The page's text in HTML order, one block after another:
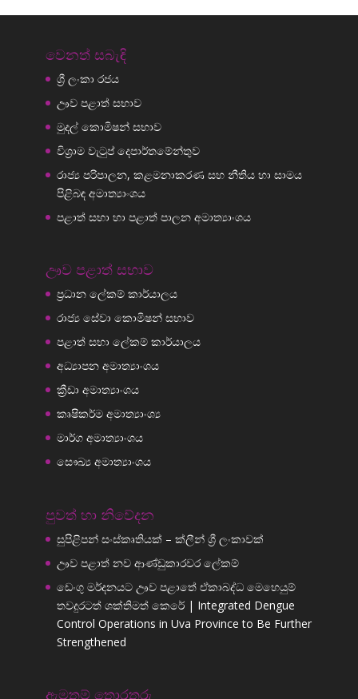
වෙනත් සබැඳි
ශ්‍රී ලංකා රජය
ඌව පළාත් සභාව
මුදල් කොමිෂන් සභාව
විශ්‍රාම වැටුප් දෙපාර්තමේන්තුව
රාජ්‍ය පරිපාලන, කළමනාකරණ සහ නීතිය හා සාමය
පිළිබඳ අමාත්‍යාංශය
පළාත් සභා හා පළාත් පාලන අමාත්‍යාංශය
ඌව පළාත් සභාව
ප්‍රධාන ලේකම් කාර්යාලය
රාජ්‍ය සේවා කොමිෂන් සභාව
පළාත් සභා ලේකම් කාර්යාලය
අධ්‍යාපන අමාත්‍යාංශය
ක්‍රීඩා අමාත්‍යාංශය
කෘෂිකර්ම අමාත්‍යාංශ්‍ය
මාර්ග අමාත්‍යාංශය
සෞඛ්‍ය අමාත්‍යාංශය
පුවත් හා නිවේදන
සුපිළිපන් සංස්කෘතියක් – ක්ලීන් ශ්‍රී ලංකාවක්
ඌව පළාත් නව ආණ්ඩුකාරවර ලේකම්
ඩෙංගු මර්දනයට ඌව පළාතේ ඒකාබද්ධ මෙහෙයුම්
තවදුරටත් ශක්තිමත් කෙරේ | Integrated Dengue
Control Operations in Uva Province to Be Further
Strengthened
ඇමතුම් තොරතුරු